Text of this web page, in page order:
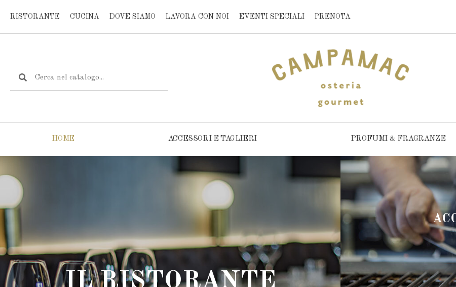
RISTORANTE CUCINA DOVE SIAMO LAVORA CON NOI EVENTI SPECIALI PRENOTA
HOME ACCESSORI E TAGLIERI PROFUMI & FRAGRANZE
IL RISTORANTE